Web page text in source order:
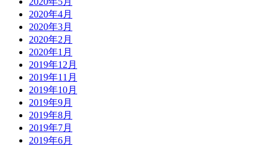
2020年4月
2020年3月
2020年2月
2020年1月
2019年12月
2019年11月
2019年10月
2019年9月
2019年8月
2019年7月
2019年6月